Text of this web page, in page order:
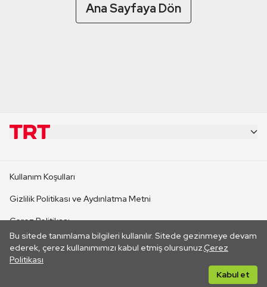
Ana Sayfaya Dön
Bu sitede tanımlama bilgileri kullanılır. Sitede gezinmeye devam
ederek, çerez kullanımımızı kabul etmiş olursunuz.Çerez
Politikası
Kabul et
CANLI YAYINLAR
Kullanım Koşulları
Gizlilik Politikası ve Aydınlatma Metni
Çerez Politikası
İletişim
Her hakkı saklıdır. ©2026 TRT. Bağlantı yoluyla gidilen dış